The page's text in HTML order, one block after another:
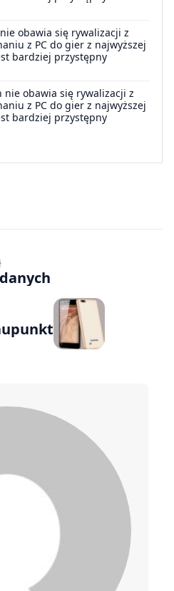
obawia się rywalizacji z
z PC do gier z najwyższej
bardziej przystępny
nie obawia się rywalizacji z
z PC do gier z najwyższej
bardziej przystępny